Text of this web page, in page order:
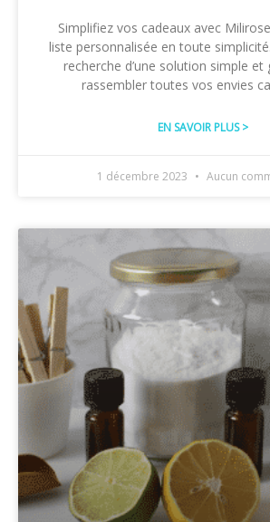
Simplifiez vos cadeaux avec
liste personnalisée en toute
recherche d’une solution simple
rassembler toutes vos envies
EN SAVOIR PLUS >
1 décembre 2023 Aucun